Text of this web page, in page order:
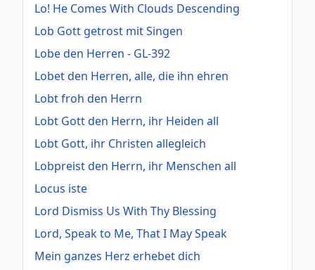
Lo! He Comes With Clouds Descending
Lob Gott getrost mit Singen
Lobe den Herren - GL-392
Lobet den Herren, alle, die ihn ehren
Lobt froh den Herrn
Lobt Gott den Herrn, ihr Heiden all
Lobt Gott, ihr Christen allegleich
Lobpreist den Herrn, ihr Menschen all
Locus iste
Lord Dismiss Us With Thy Blessing
Lord, Speak to Me, That I May Speak
Mein ganzes Herz erhebet dich